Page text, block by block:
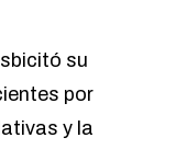
su
por
y la